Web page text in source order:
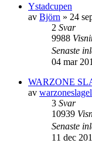
Ystadcupen
av Björn » 24
2 Svar
9988
Senaste
04 mar
WARZONE
av
3 Svar
10939
Senaste
11 dec